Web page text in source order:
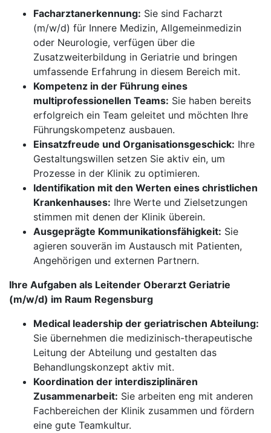
Facharztanerkennung: Sie sind Facharzt
(m/w/d) für Innere Medizin, Allgemeinmedizin
oder Neurologie, verfügen über die
Zusatzweiterbildung in Geriatrie und bringen
umfassende Erfahrung in diesem Bereich mit.
Kompetenz in der Führung eines
multiprofessionellen Teams: Sie haben bereits
erfolgreich ein Team geleitet und möchten Ihre
Führungskompetenz ausbauen.
Einsatzfreude und Organisationsgeschick: Ihre
Gestaltungswillen setzen Sie aktiv ein, um
Prozesse in der Klinik zu optimieren.
Identifikation mit den Werten eines christlichen
Krankenhauses: Ihre Werte und Zielsetzungen
stimmen mit denen der Klinik überein.
Ausgeprägte Kommunikationsfähigkeit: Sie
agieren souverän im Austausch mit Patienten,
Angehörigen und externen Partnern.
Ihre Aufgaben als Leitender Oberarzt Geriatrie
(m/w/d) im Raum Regensburg
Medical leadership der geriatrischen Abteilung:
Sie übernehmen die medizinisch-therapeutische
Leitung der Abteilung und gestalten das
Behandlungskonzept aktiv mit.
Koordination der interdisziplinären
Zusammenarbeit: Sie arbeiten eng mit anderen
Fachbereichen der Klinik zusammen und fördern
eine gute Teamkultur.